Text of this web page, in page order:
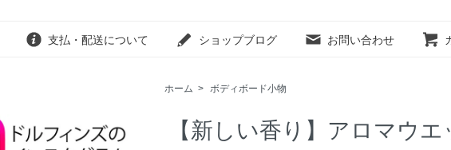
支払・配送について ショップブログ お問い合わせ
ホーム > ボディボード小物
【新しい香り】アロマウ